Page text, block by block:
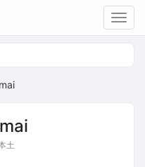
土